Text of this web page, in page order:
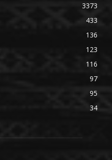
3373
433
136
123
116
97
95
34